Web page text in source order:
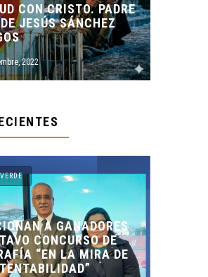
ORIGEN Y PROPÓSITO DE
CASA INDI
14 noviembre, 2022
ENTORNO VERDE
ENTORNO VERDE Y ANIMALIA
PRESENTES EN EL DÍA DE LOS
MUERTOS FCC, UANL.